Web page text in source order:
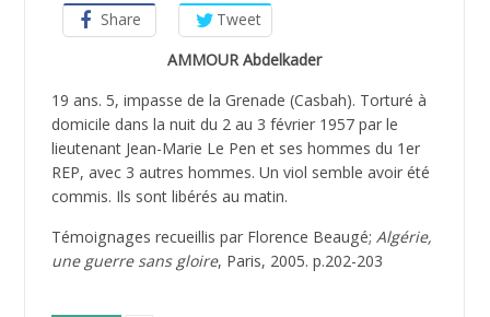
Share
Tweet
AMMOUR Abdelkader
19 ans. 5, impasse de la Grenade (Casbah). Torturé à
domicile dans la nuit du 2 au 3 février 1957 par le
lieutenant Jean-Marie Le Pen et ses hommes du 1er
REP, avec 3 autres hommes. Un viol semble avoir été
commis. Ils sont libérés au matin.
Témoignages recueillis par Florence Beaugé; Algérie,
une guerre sans gloire, Paris, 2005. p.202-203